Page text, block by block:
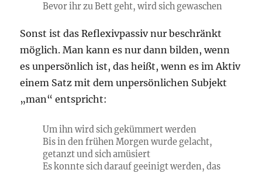
Bevor ihr zu Bett geht, wird sich gewaschen
Sonst ist das Reflexivpassiv nur beschränkt
möglich. Man kann es nur dann bilden, wenn
es unpersönlich ist, das heißt, wenn es im Aktiv
einem Satz mit dem unpersönlichen Subjekt
„man“ entspricht:
Um ihn wird sich gekümmert werden
Bis in den frühen Morgen wurde gelacht,
getanzt und sich amüsiert
Es konnte sich darauf geeinigt werden, das